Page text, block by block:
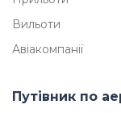
Вильоти
Авіакомпанії
Путівник по